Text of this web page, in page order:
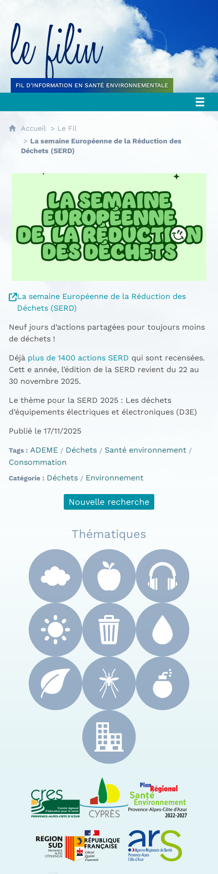
FIL D’INFORMATION EN SANTÉ ENVIRONNEMENTALE
Accueil
Le Fil
La semaine Européenne de la Réduction des
Déchets (SERD)
La semaine Européenne de la Réduction des
Déchets (SERD)
Neuf jours d’actions partagées pour toujours moins
de déchets !
Déjà plus de 1400 actions SERD qui sont recensées.
Cett e année, l’édition de la SERD revient du 22 au
30 novembre 2025.
Le thème pour la SERD 2025 : Les déchets
d’équipements électriques et électroniques (D3E)
Publié le 17/11/2025
Tags ADEME Déchets
Santé environnement
Consommation
Catégorie Déchets Environnement
Nouvelle recherche
Thématiques